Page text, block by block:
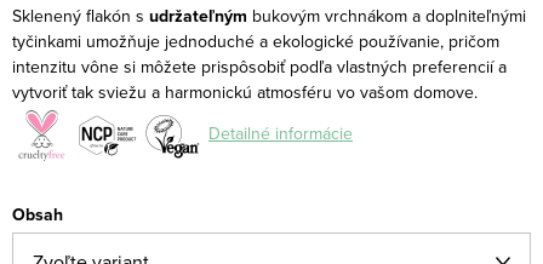
Sklenený flakón s udržateľným bukovým vrchnákom a doplniteľnými
tyčinkami umožňuje jednoduché a ekologické používanie, pričom
intenzitu vône si môžete prispôsobiť podľa vlastných preferencií a
vytvoriť tak sviežu a harmonickú atmosféru vo vašom domove.
Detailné informácie
Obsah